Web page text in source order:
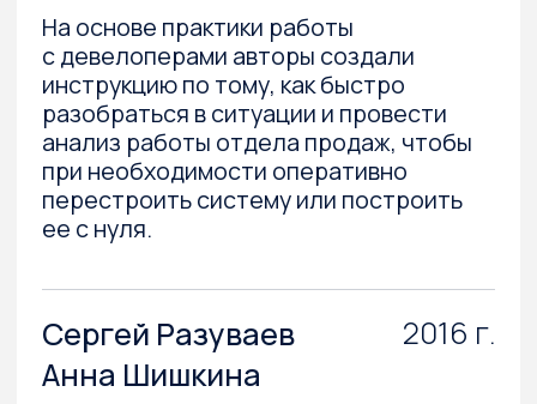
В книге рассматриваются следующие темы
и нюансы:
1. Стройка. От шоурума и подсветки дома
до строительного городка и оформления
забора;
2. Продукт. Планировки, благоустройство
и нейминг (названия);
3. Атрибуты продаж — вывеска и бланк,
корпоративная газета, внешний вид
менеджера, календарь, прайс, буклеты,
до благодарности за покупку;
4. Инструменты продаж, каналы продаж,
финансовые инструменты;
5. Продвижение. KPI, рекламные кампании